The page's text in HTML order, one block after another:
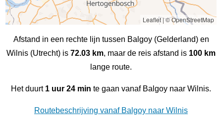
Leaflet|© OpenStreetMap
Afstand in een rechte lijn tussen Balgoy (Gelderland) en
Wilnis (Utrecht) is 72.03 km, maar de reis afstand is 100 km
lange route.
Het duurt 1 uur 24 min te gaan vanaf Balgoy naar Wilnis.
Routebeschrijving vanaf Balgoy naar Wilnis